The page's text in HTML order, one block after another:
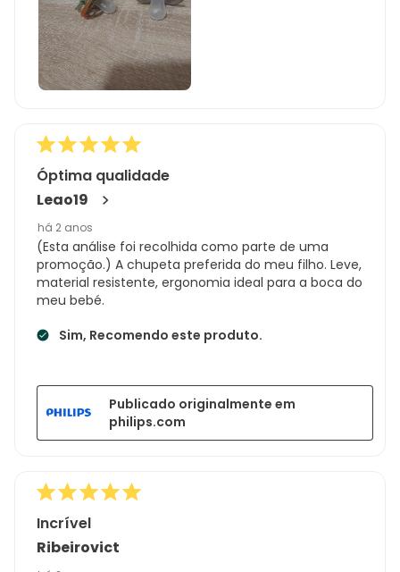
Óptima qualidade
Leao19
há 2 anos
(Esta análise foi recolhida como parte de uma
promoção.) A chupeta preferida do meu filho. Leve,
material resistente, ergonomia ideal para a boca do
meu bebé.
Sim, Recomendo este produto.
Publicado originalmente em
philips.com
Incrível
Ribeirovict